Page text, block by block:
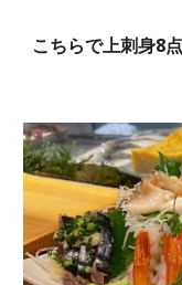
こちらで上刺身8